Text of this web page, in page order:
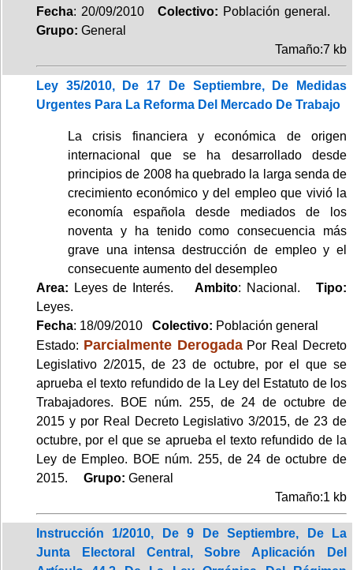
Fecha: 20/09/2010Colectivo: Población general.
Grupo: General
Tamaño:7 kb
Ley 35/2010, De 17 De Septiembre, De Medidas
Urgentes Para La Reforma Del Mercado De Trabajo
La crisis financiera y económica de origen
internacional que se ha desarrollado desde
principios de 2008 ha quebrado la larga senda de
crecimiento económico y del empleo que vivió la
economía española desde mediados de los
noventa y ha tenido como consecuencia más
grave una intensa destrucción de empleo y el
consecuente aumento del desempleo
Area: Leyes de Interés.Ambito: Nacional.Tipo:
Leyes.
Fecha: 18/09/2010 Colectivo: Población general
Estado: Parcialmente DerogadaPor Real Decreto
Legislativo 2/2015, de 23 de octubre, por el que se
aprueba el texto refundido de la Ley del Estatuto de los
Trabajadores. BOE núm. 255, de 24 de octubre de
2015 y por Real Decreto Legislativo 3/2015, de 23 de
octubre, por el que se aprueba el texto refundido de la
Ley de Empleo. BOE núm. 255, de 24 de octubre de
2015.
Grupo: General
Tamaño:1 kb
Instrucción 1/2010, De 9 De Septiembre, De La
Junta Electoral Central, Sobre Aplicación Del